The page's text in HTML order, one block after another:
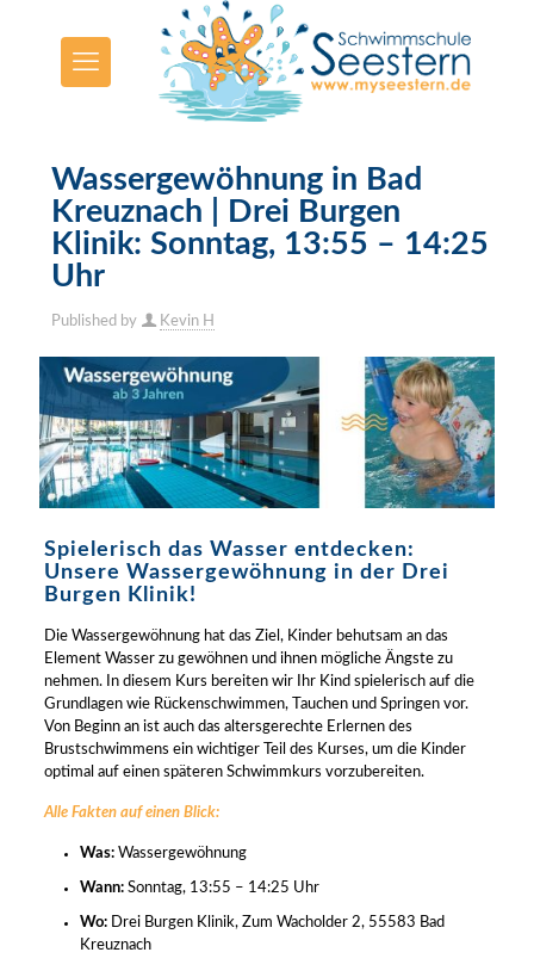
Wassergewöhnung in Bad
Kreuznach | Drei Burgen
Klinik: Sonntag, 13:55 – 14:25
Uhr
Published by Kevin H
Spielerisch das Wasser entdecken:
Unsere Wassergewöhnung in der Drei
Burgen Klinik!
Die Wassergewöhnung hat das Ziel, Kinder behutsam an das
Element Wasser zu gewöhnen und ihnen mögliche Ängste zu
nehmen. In diesem Kurs bereiten wir Ihr Kind spielerisch auf die
Grundlagen wie Rückenschwimmen, Tauchen und Springen vor.
Von Beginn an ist auch das altersgerechte Erlernen des
Brustschwimmens ein wichtiger Teil des Kurses, um die Kinder
optimal auf einen späteren Schwimmkurs vorzubereiten.
Alle Fakten auf einen Blick:
Was:Wassergewöhnung
Wann:Sonntag, 13:55 – 14:25 Uhr
Wo: Drei Burgen Klinik, Zum Wacholder 2, 55583 Bad
Kreuznach